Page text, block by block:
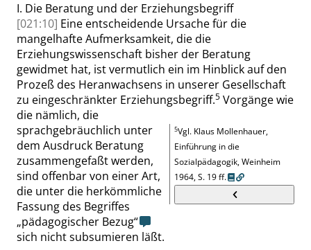
I. Die Beratung und der Erziehungsbegriff
[021:10] Eine entscheidende Ursache für die
mangelhafte Aufmerksamkeit, die die
Erziehungswissenschaft bisher der Beratung
gewidmet hat, ist vermutlich ein im Hinblick auf den
Prozeß des Heranwachsens in unserer Gesellschaft
zu eingeschränkter Erziehungsbegriff.5
5Vgl. Klaus Mollenhauer,
Einführung in die
Sozialpädagogik, Weinheim
1964,S. 19 ff.
Vorgänge wie
die nämlich, die
sprachgebräuchlich unter
dem Ausdruck Beratung
zusammengefaßt werden,
sind offenbar von einer Art,
die unter die herkömmliche
Fassung des Begriffes
„pädagogischer Bezug“
sich nicht subsumieren läßt.